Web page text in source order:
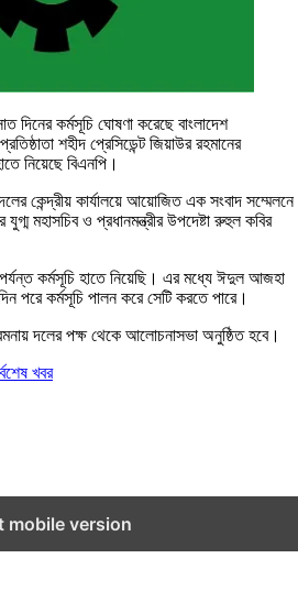
কর্মসূচি ঘোষণা করেছে বাংলাদেশ
শহীদ প্রেসিডেন্ট জিয়াউর রহমানের
নিয়েছে বিএনপি।
কেন্দ্রীয় কার্যালয়ে আয়োজিত এক সংবাদ সম্মেলনে
মহাসচিব ও প্রধানমন্ত্রীর উপদেষ্টা রুহুল কবির
কর্মসূচি হাতে নিয়েছি। এর মধ্যে ঈদুল আজহা
কর্মসূচি পালন করে সেটি করতে পারে।
দলের পক্ষ থেকে আলোচনাসভা অনুষ্ঠিত হবে।
খবর
mobile version